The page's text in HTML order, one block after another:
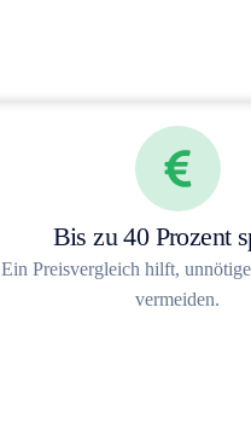
Bis zu 40 Prozent
Ein Preisvergleich hilft,
vermeiden.